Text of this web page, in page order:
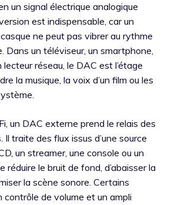
un signal électrique analogique
est indispensable, car un
ne peut pas vibrer au rythme
Dans un téléviseur, un smartphone,
réseau, le DAC est l’étage
la musique, la voix d’un film ou les
un DAC externe prend le relais des
Il traite des flux issus d’une source
un streamer, une console ou un
réduire le bruit de fond, d’abaisser la
la scène sonore. Certains
contrôle de volume et un ampli